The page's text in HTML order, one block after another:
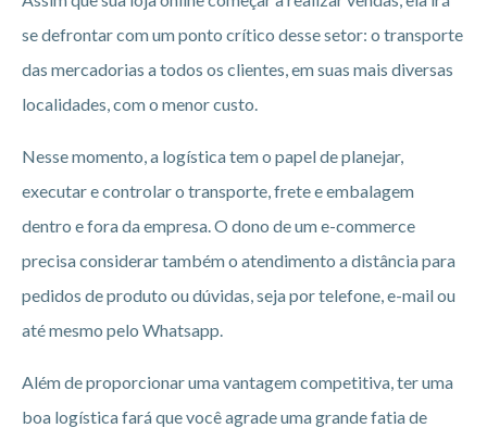
se defrontar com um ponto crítico desse setor: o transporte
das mercadorias a todos os clientes, em suas mais diversas
localidades, com o menor custo.
Nesse momento, a logística tem o papel de planejar,
executar e controlar o transporte, frete e embalagem
dentro e fora da empresa. O dono de um e-commerce
precisa considerar também o atendimento a distância para
pedidos de produto ou dúvidas, seja por telefone, e-mail ou
até mesmo pelo Whatsapp.
Além de proporcionar uma vantagem competitiva, ter uma
boa logística fará que você agrade uma grande fatia de